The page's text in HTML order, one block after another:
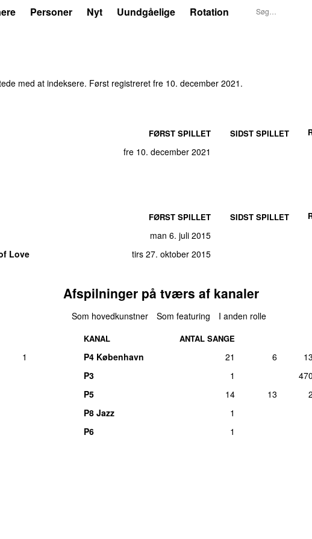
Personer Nyt Uundgåelige Rotation
med at indeksere. Først registreret fre 10. december 2021 .
FØRST SPILLET SIDST SPILLET
fre 10. december 2021
FØRST SPILLET SIDST SPILLET
man 6. juli 2015
Love tirs 27. oktober 2015
1
Afspilninger på tværs af kanaler
Som hovedkunstner Som featuring I anden rolle
KANAL ANTAL SANGE
P4 København 21 6 13
P3
1 470
P5
14 13 2
P8 Jazz
1
P6
1